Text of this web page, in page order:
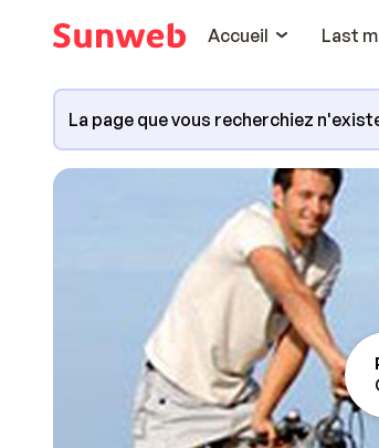
Accueil
Last
La page que vous recherchiez